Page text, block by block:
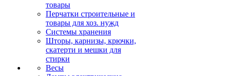
товары
Перчатки строительные и
товары для хоз. нужд
Системы хранения
Шторы, карнизы, крючки,
скатерти и мешки для
стирки
Весы